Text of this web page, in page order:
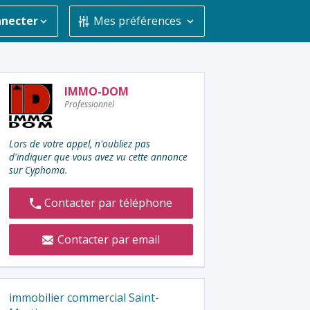
Mes préférences
Contacter
l'annonceur
:
IMMO-DOM
Professionnel
Lors de votre appel, n'oubliez pas
d'indiquer que vous avez vu cette annonce
sur Cyphoma.
Contacter par téléphone
Contacter par email
immobilier commercial Saint-